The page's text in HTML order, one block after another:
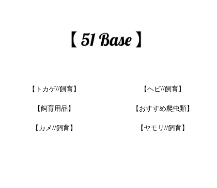
【トカゲ//飼育】
【ヘビ//飼育】
【飼育用品】
【おすすめ爬虫類】
【カメ//飼育】
【ヤモリ//飼育】